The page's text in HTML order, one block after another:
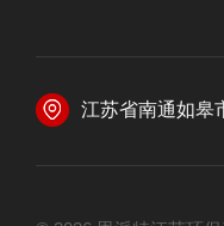
江苏省南通如皋